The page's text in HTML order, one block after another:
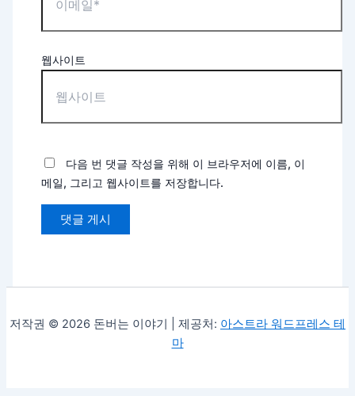
웹사이트
다음 번 댓글 작성을 위해 이 브라우저에 이름, 이
메일, 그리고 웹사이트를 저장합니다.
저작권 © 2026 돈버는 이야기 | 제공처: 아스트라 워드프레스 테
마